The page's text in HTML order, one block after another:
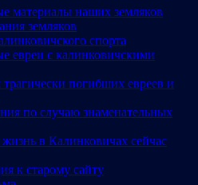
материалы наших земляков
земляков
спорта
евреи с калинковичскими
погибших евреев и
по случаю знаменательных
в Калинковичах сейчас
к старому сайту